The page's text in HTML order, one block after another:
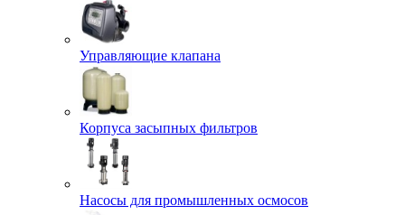
Управляющие клапана
Корпуса засыпных фильтров
Насосы для промышленных осмосов